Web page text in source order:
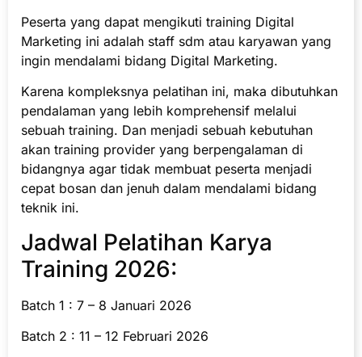
Peserta yang dapat mengikuti training Digital
Marketing ini adalah staff sdm atau karyawan yang
ingin mendalami bidang Digital Marketing.
Karena kompleksnya pelatihan ini, maka dibutuhkan
pendalaman yang lebih komprehensif melalui
sebuah training. Dan menjadi sebuah kebutuhan
akan training provider yang berpengalaman di
bidangnya agar tidak membuat peserta menjadi
cepat bosan dan jenuh dalam mendalami bidang
teknik ini.
Jadwal Pelatihan Karya
Training 2026:
Batch 1 : 7 – 8 Januari 2026
Batch 2 : 11 – 12 Februari 2026